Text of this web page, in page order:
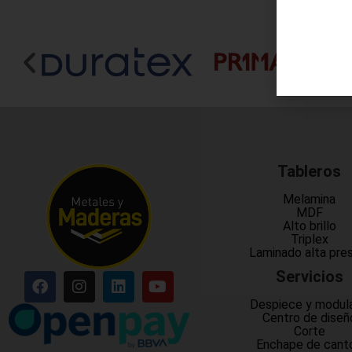
Tableros
Melamina
MDF
Alto brillo
Triplex
Laminado alta
Servicios
Despiece y
Centro de
Corte
Enchape de